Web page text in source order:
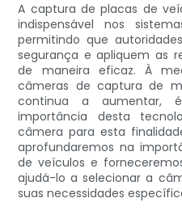
A captura de placas de
indispensável nos
permitindo que
segurança e apliquem as
de maneira eficaz. À
câmeras de captura de
continua a aumentar,
importância desta
câmera para esta
aprofundaremos na
de veículos e
ajudá-lo a selecionar a
suas necessidades